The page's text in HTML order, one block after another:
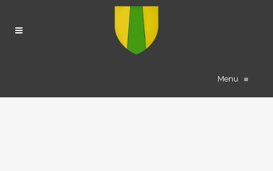
Menu ≡